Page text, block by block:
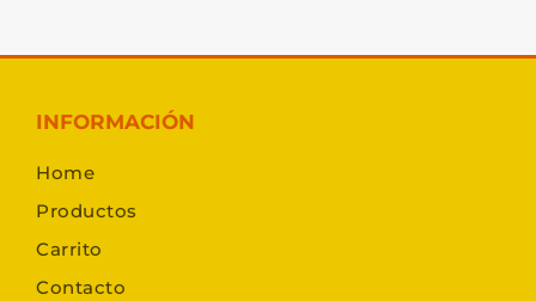
INFORMACIÓN
Home
Productos
Carrito
Contacto